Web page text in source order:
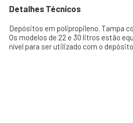
Detalhes Técnicos
Depósitos em polipropileno. Tampa
Os modelos de 22 e 30 litros estão
nível para ser utilizado com o